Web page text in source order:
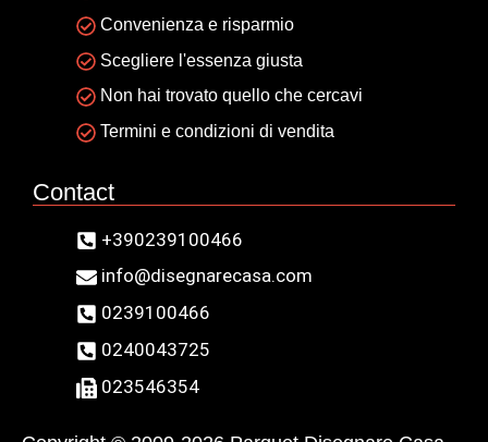
Convenienza e risparmio
Scegliere l'essenza giusta
Non hai trovato quello che cercavi
Termini e condizioni di vendita
Contact
+390239100466
info@disegnarecasa.com
0239100466
0240043725
023546354